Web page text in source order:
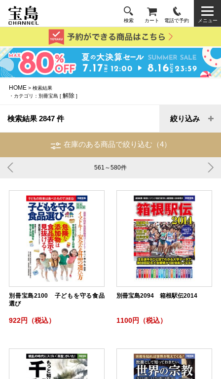
検索 カート 電話で予約 メニュー
HOME > 検索結果
・カテゴリ：別冊宝島 [解除 ]
検索結果 2847 件 絞り込み
在庫のある商品で絞り込む（4）
561～580件
別冊宝島2100 子どもを守る食品
選び
922円（税込）
別冊宝島2094 箱根駅伝2014
1100円（税込）